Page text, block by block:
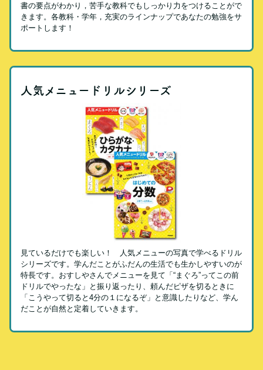
書の要点がわかり，苦手な教科でもしっかり力をつけることがで
きます。各教科・学年，充実のラインナップであなたの勉強をサ
ポートします！
人気メニュードリルシリーズ
見ているだけでも楽しい！ 人気メニューの写真で学べるドリル
シリーズです。学んだことがふだんの生活でも生かしやすいのが
特長です。おすしやさんでメニューを見て「“まぐろ”ってこの前
ドリルでやったな」と振り返ったり、頼んだピザを切るときに
「こうやって切ると4分の１になるぞ」と意識したりなど、学ん
だことが自然と定着していきます。